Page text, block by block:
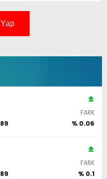
FARK
% 0.06
FARK
% 0.1